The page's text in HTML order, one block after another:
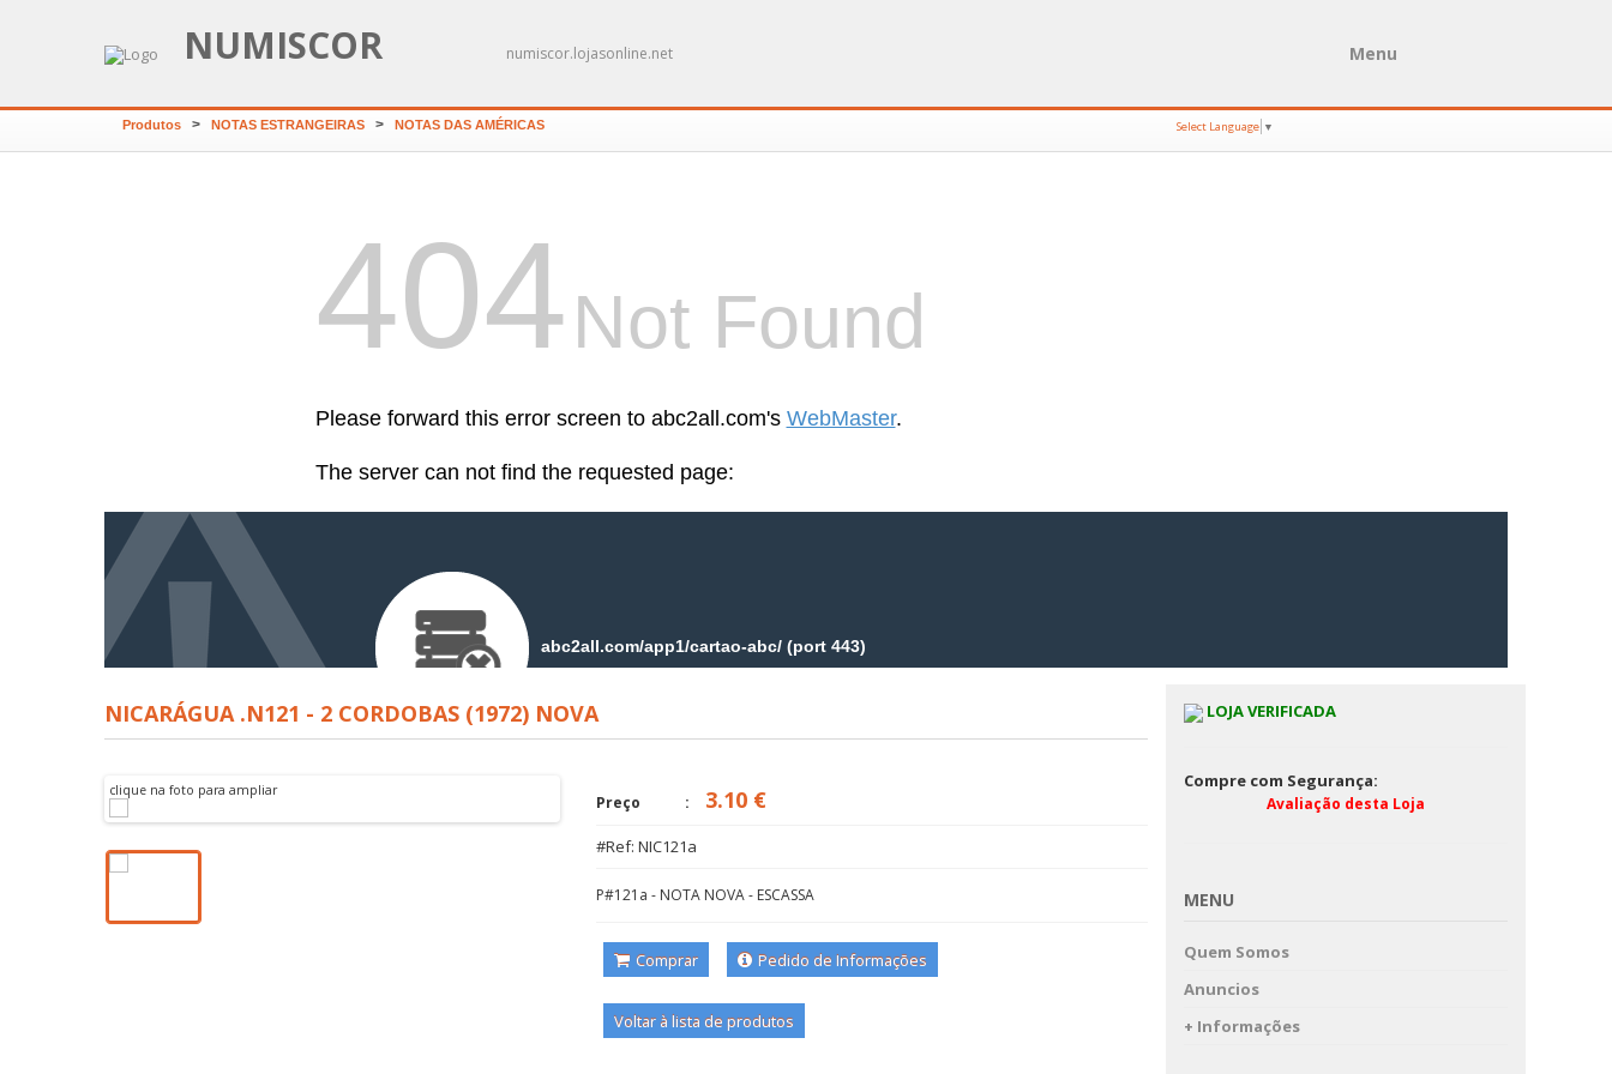
NUMISCOR numiscor.lojasonline.net Menu
Produtos > NOTAS ESTRANGEIRAS > NOTAS DAS AMÉRICAS Select Language ▼
NICARÁGUA .N121 - 2 CORDOBAS (1972) NOVA
clique na foto para ampliar
Preço 3.10 €
#Ref: NIC121a
P#121a - NOTA NOVA - ESCASSA
Comprar Pedido de Informações
Voltar à lista de produtos
LOJA VERIFICADA
Compre com Segurança:
Avaliação desta Loja
MENU
Quem Somos
Anuncios
+ Informações